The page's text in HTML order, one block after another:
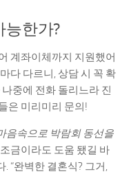
능한가?
계좌이체까지 지원했어
다 다르니, 상담 시 꼭 확
중에 전화 돌리느라 진
은 미리미리 문의!
음속으로 박람회 동선을
금이라도 도움 됐길 바
“완벽한 결혼식? 그거,